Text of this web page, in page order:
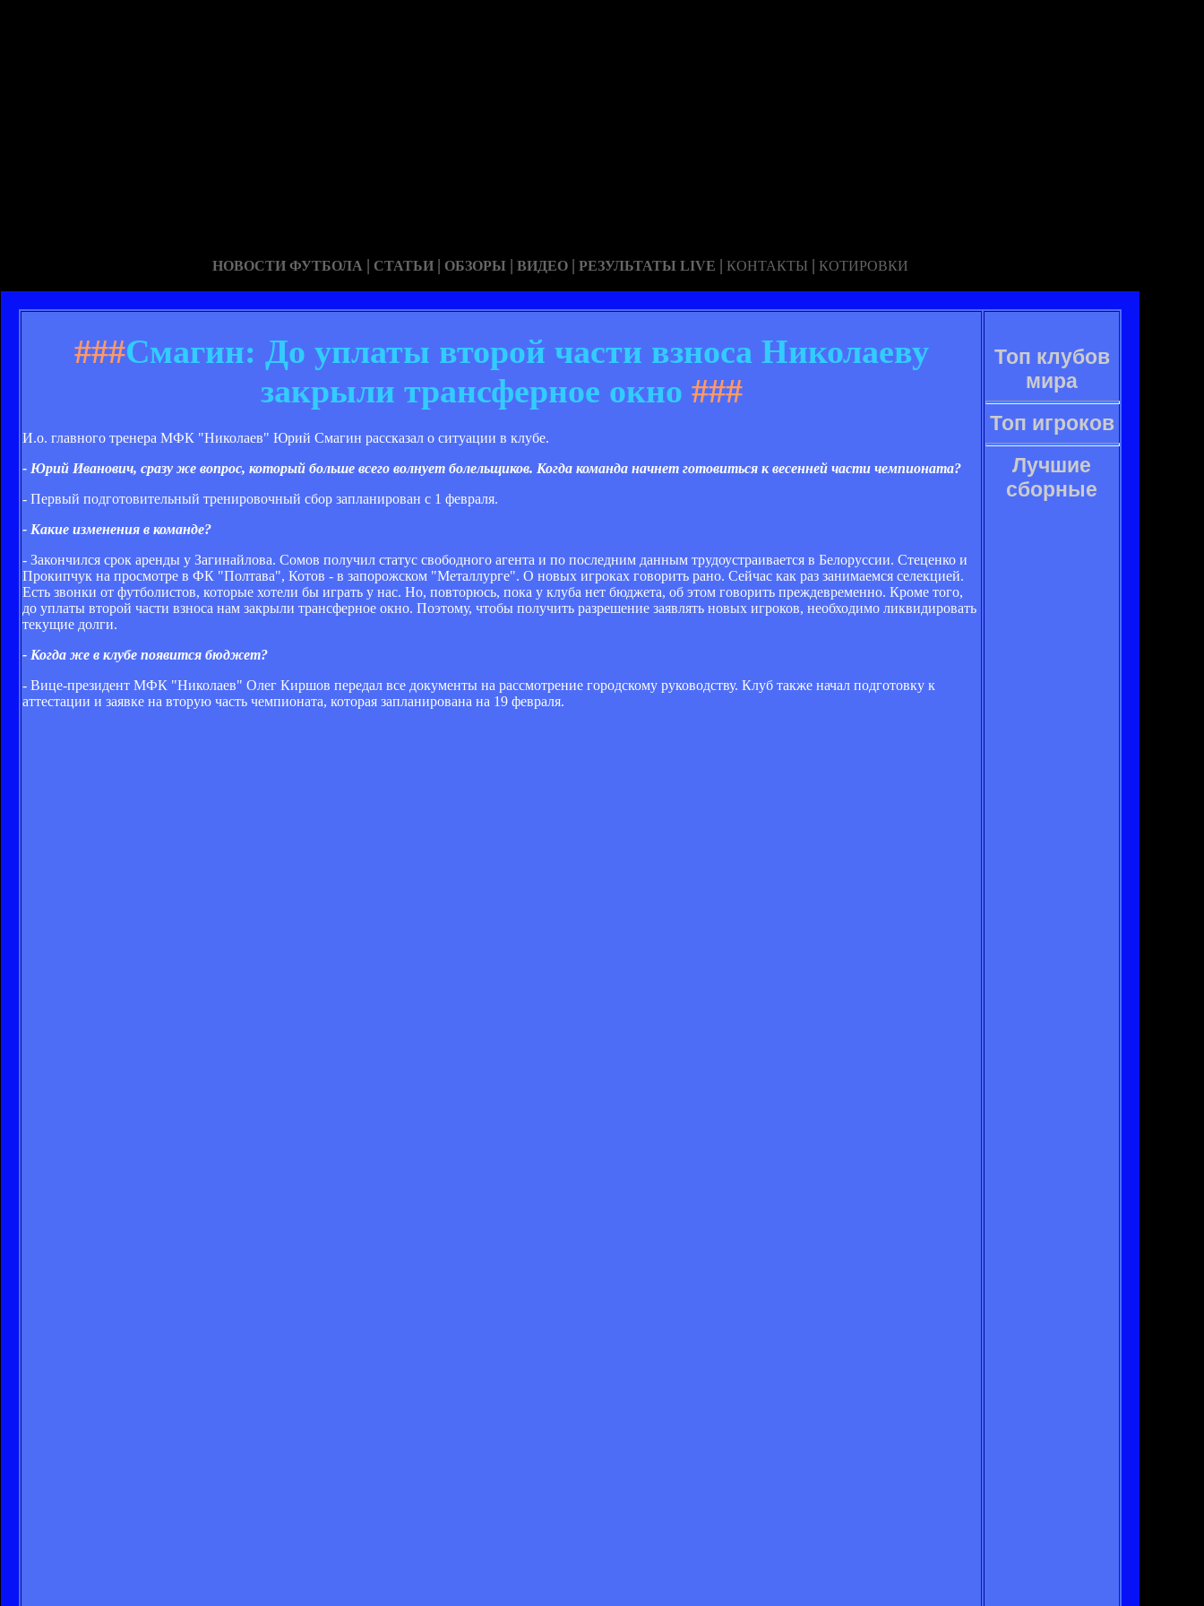
НОВОСТИ ФУТБОЛА | СТАТЬИ | ОБЗОРЫ | ВИДЕО | РЕЗУЛЬТАТЫ LIVE | КОНТАКТЫ | КОТИРОВКИ
###Смагин: До уплаты второй части взноса Николаеву
закрыли трансферное окно ###
И.о. главного тренера МФК "Николаев" Юрий Смагин рассказал о ситуации в клубе.
- Юрий Иванович, сразу же вопрос, который больше всего волнует болельщиков. Когда команда начнет готовиться к весенней части чемпионата?
- Первый подготовительный тренировочный сбор запланирован с 1 февраля.
- Какие изменения в команде?
- Закончился срок аренды у Загинайлова. Сомов получил статус свободного агента и по последним данным трудоустраивается в Белоруссии. Стеценко и
Прокипчук на просмотре в ФК "Полтава", Котов - в запорожском "Металлурге". О новых игроках говорить рано. Сейчас как раз занимаемся селекцией.
Есть звонки от футболистов, которые хотели бы играть у нас. Но, повторюсь, пока у клуба нет бюджета, об этом говорить преждевременно. Кроме того,
до уплаты второй части взноса нам закрыли трансферное окно. Поэтому, чтобы получить разрешение заявлять новых игроков, необходимо ликвидировать
текущие долги.
- Когда же в клубе появится бюджет?
- Вице-президент МФК "Николаев" Олег Киршов передал все документы на рассмотрение городскому руководству. Клуб также начал подготовку к
аттестации и заявке на вторую часть чемпионата, которая запланирована на 19 февраля.
Топ клубов
мира
Топ игроков
Лучшие
сборные